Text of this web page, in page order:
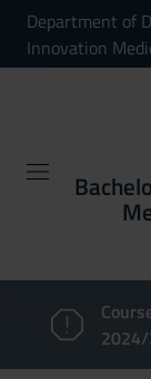
Department of
Innovation